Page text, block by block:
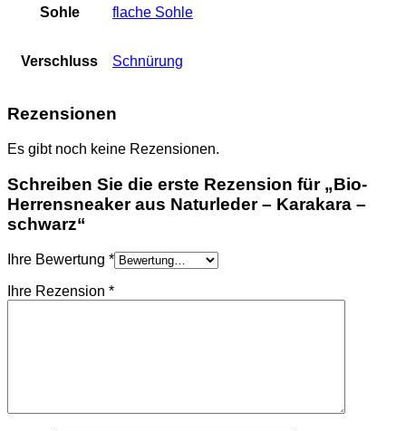
Sohle flache Sohle
Verschluss Schnürung
Rezensionen
Es gibt noch keine Rezensionen.
Schreiben Sie die erste Rezension für „Bio-
Herrensneaker aus Naturleder – Karakara –
schwarz“
Ihre Bewertung *
Ihre Rezension *